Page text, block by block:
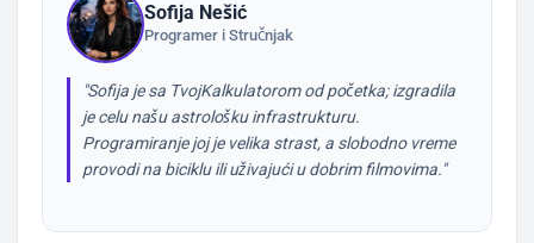
Sofija Nešić
Programer i Stručnjak
"Sofija je sa TvojKalkulatorom od početka; izgradila
je celu našu astrološku infrastrukturu.
Programiranje joj je velika strast, a slobodno vreme
provodi na biciklu ili uživajući u dobrim filmovima."